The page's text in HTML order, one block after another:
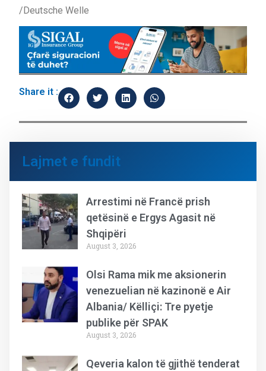
/Deutsche Welle
Share it :
Lajmet e fundit
Arrestimi në Francë prish
qetësinë e Ergys Agasit në
Shqipëri
August 3, 2026
Olsi Rama mik me aksionerin
venezuelian në kazinonë e Air
Albania/ Këlliçi: Tre pyetje
publike për SPAK
August 3, 2026
Qeveria kalon të gjithë tenderat